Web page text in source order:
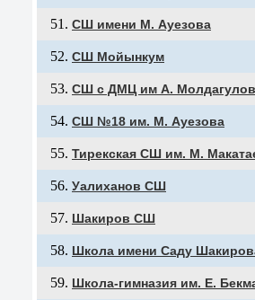
СШ имени М. Ауезова
СШ Мойынкум
СШ с ДМЦ им А.
СШ №18 им. М. Ауезова
Тирекская СШ им. М.
Уалиханов СШ
Шакиров СШ
Школа имени Саду
Школа-гимназия им. Е.